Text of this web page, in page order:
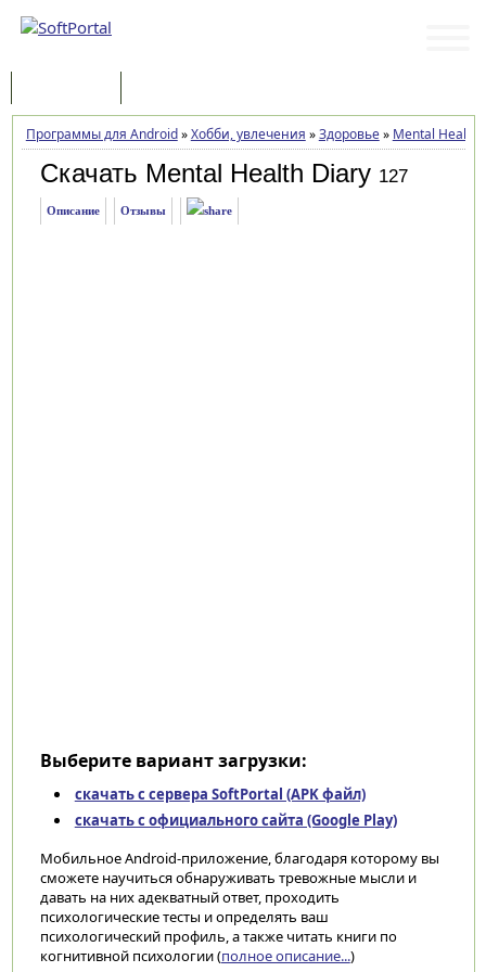
Программы для Android»Хобби, увлечения »Здоровье» Mental Health
Скачать Mental Health Diary 127
Описание Отзывы
Выберите вариант загрузки:
скачать с сервера SoftPortal (APK файл)
скачать с официального сайта (Google Play)
Мобильное Android-приложение, благодаря которому вы
сможете научиться обнаруживать тревожные мысли и
давать на них адекватный ответ, проходить
психологические тесты и определять ваш
психологический профиль, а также читать книги по
когнитивной психологии (полное описание...)